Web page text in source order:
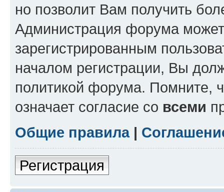
но позволит Вам получить
Администрация форума может
зарегистрированным
началом регистрации, Вы
политикой форума. Помните,
означает согласие со всеми
Общие правила|
Регистрация